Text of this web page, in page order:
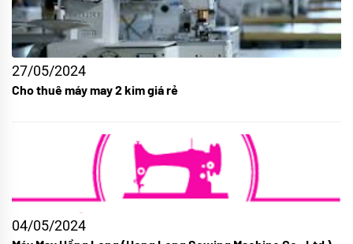
27/05/2024
Cho thuê máy may 2 kim giá rẻ
04/05/2024